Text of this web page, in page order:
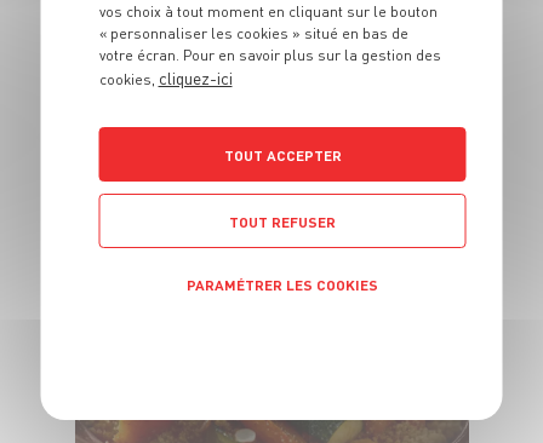
Poke bowl au
sashimi de thon
4 pers. 25min 5min
vos choix à tout moment en cliquant sur le bouton
« personnaliser les cookies » situé en bas de
votre écran. Pour en savoir plus sur la gestion des
cookies, cliquez-ici
TOUT ACCEPTER
TOUT REFUSER
PARAMÉTRER LES COOKIES